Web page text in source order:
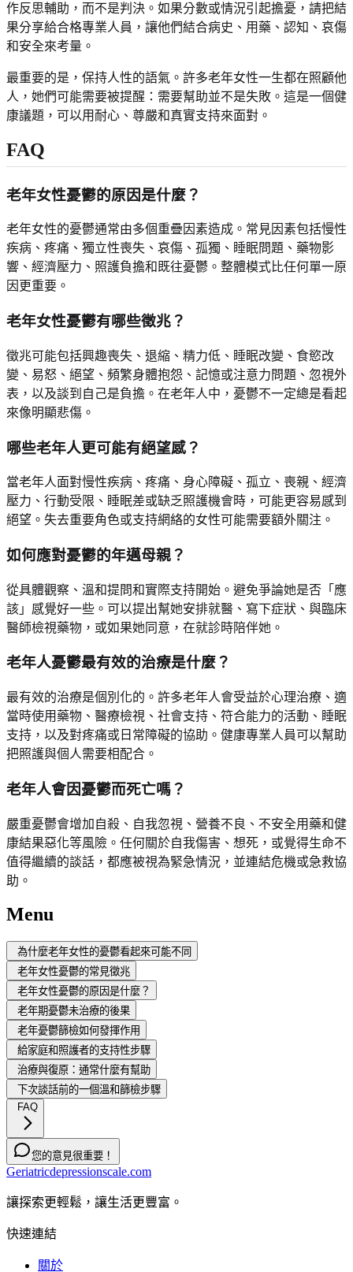
作反思輔助，而不是判決。如果分數或情況引起擔憂，請把結
果分享給合格專業人員，讓他們結合病史、用藥、認知、哀傷
和安全來考量。
最重要的是，保持人性的語氣。許多老年女性一生都在照顧他
人，她們可能需要被提醒：需要幫助並不是失敗。這是一個健
康議題，可以用耐心、尊嚴和真實支持來面對。
FAQ
老年女性憂鬱的原因是什麼？
老年女性的憂鬱通常由多個重疊因素造成。常見因素包括慢性
疾病、疼痛、獨立性喪失、哀傷、孤獨、睡眠問題、藥物影
響、經濟壓力、照護負擔和既往憂鬱。整體模式比任何單一原
因更重要。
老年女性憂鬱有哪些徵兆？
徵兆可能包括興趣喪失、退縮、精力低、睡眠改變、食慾改
變、易怒、絕望、頻繁身體抱怨、記憶或注意力問題、忽視外
表，以及談到自己是負擔。在老年人中，憂鬱不一定總是看起
來像明顯悲傷。
哪些老年人更可能有絕望感？
當老年人面對慢性疾病、疼痛、身心障礙、孤立、喪親、經濟
壓力、行動受限、睡眠差或缺乏照護機會時，可能更容易感到
絕望。失去重要角色或支持網絡的女性可能需要額外關注。
如何應對憂鬱的年邁母親？
從具體觀察、溫和提問和實際支持開始。避免爭論她是否「應
該」感覺好一些。可以提出幫她安排就醫、寫下症狀、與臨床
醫師檢視藥物，或如果她同意，在就診時陪伴她。
老年人憂鬱最有效的治療是什麼？
最有效的治療是個別化的。許多老年人會受益於心理治療、適
當時使用藥物、醫療檢視、社會支持、符合能力的活動、睡眠
支持，以及對疼痛或日常障礙的協助。健康專業人員可以幫助
把照護與個人需要相配合。
老年人會因憂鬱而死亡嗎？
嚴重憂鬱會增加自殺、自我忽視、營養不良、不安全用藥和健
康結果惡化等風險。任何關於自我傷害、想死，或覺得生命不
值得繼續的談話，都應被視為緊急情況，並連結危機或急救協
助。
Menu
為什麼老年女性的憂鬱看起來可能不同
老年女性憂鬱的常見徵兆
老年女性憂鬱的原因是什麼？
老年期憂鬱未治療的後果
老年憂鬱篩檢如何發揮作用
給家庭和照護者的支持性步驟
治療與復原：通常什麼有幫助
下次談話前的一個溫和篩檢步驟
FAQ
您的意見很重要！
Geriatricdepressionscale.com
讓探索更輕鬆，讓生活更豐富。
快速連結
關於